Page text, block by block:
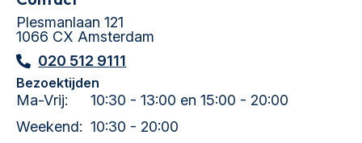
Plesmanlaan 121
1066 CX Amsterdam
020 512 9111
Bezoektijden
Ma-Vrij:
10:30 - 13:00 en 15:00 - 20:00
Weekend: 10:30 - 20:00